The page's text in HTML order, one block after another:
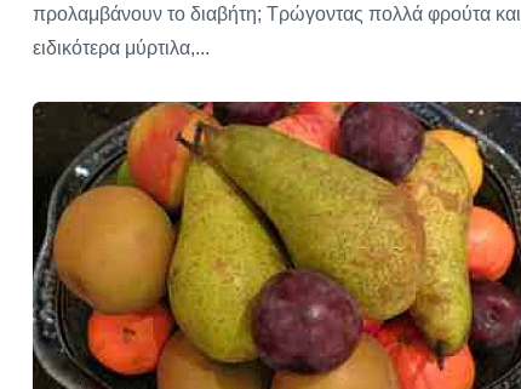
προλαμβάνουν το διαβήτη; Τρώγοντας πολλά φρούτα και
ειδικότερα μύρτιλα,...